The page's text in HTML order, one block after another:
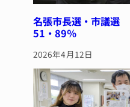
名張市長選・市議
51・89％
2026年4月12日